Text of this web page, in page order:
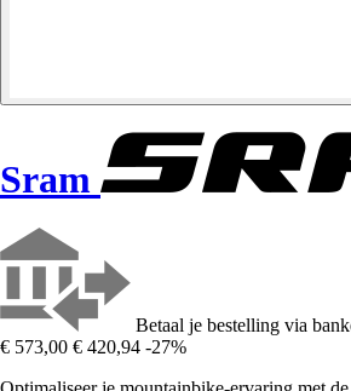
Sram
Betaal je bestelling via
€ 573,00 € 420,94 -27%